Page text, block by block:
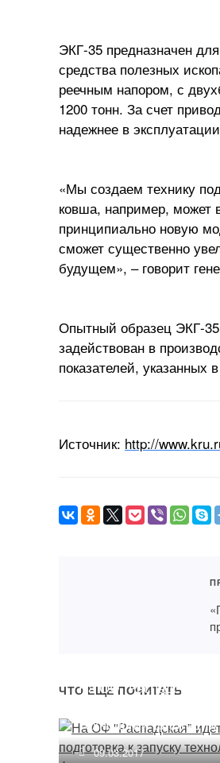
ЭКГ-35 предназначен
средства полезных
реечным напором, с
1200 тонн. За счет
надежнее в
«Мы создаем технику
ковша, например, может
принципиально новую
сможет существенно
будущем», – говорит
Опытный образец ЭКГ-35
задействован в
показателей,
Источник: http://
ЧТО ЕЩЕ ПОЧИТАТЬ
На ОФ "Распадская"
технологии флотации
09.03.2017